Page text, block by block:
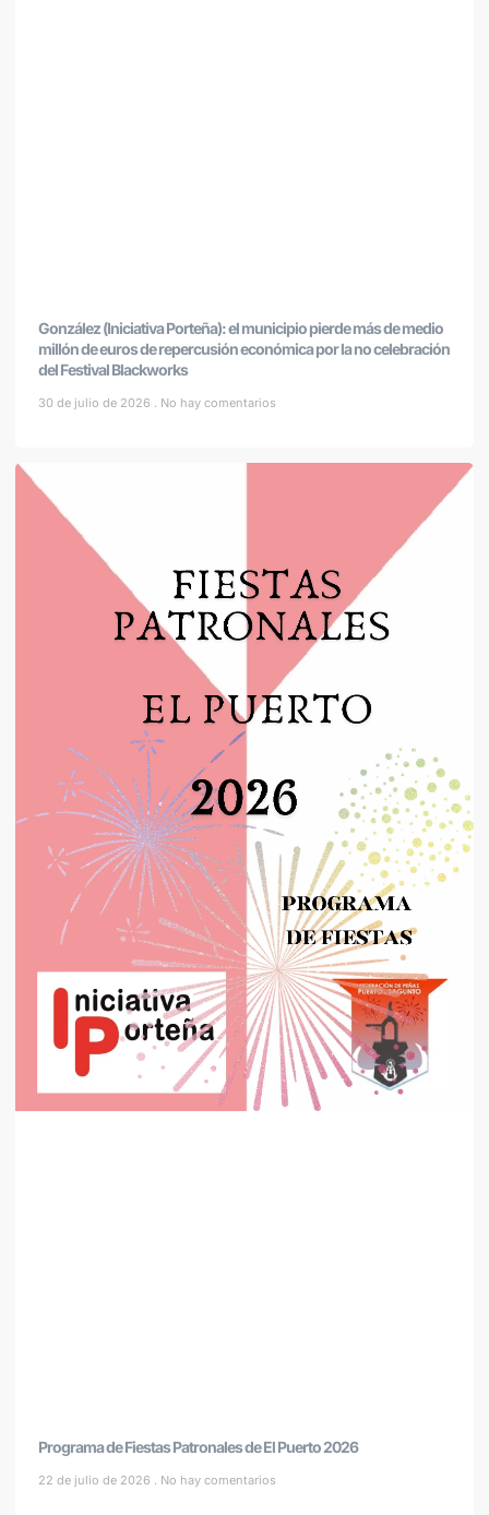
González (Iniciativa Porteña): el municipio pierde más de medio
millón de euros de repercusión económica por la no celebración
del Festival Blackworks
30 de julio de 2026 No hay comentarios
Programa de Fiestas Patronales de El Puerto 2026
22 de julio de 2026 No hay comentarios